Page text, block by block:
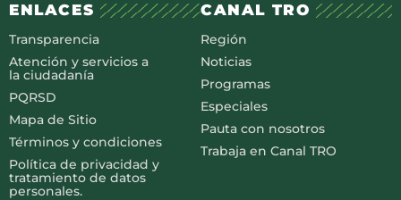
ENLACES
Transparencia
Atención y servicios a
la ciudadanía
PQRSD
Mapa de Sitio
Términos y condiciones
Política de privacidad y
tratamiento de datos
personales.
CANAL TRO
Región
Noticias
Programas
Especiales
Pauta con nosotros
Trabaja en Canal TRO